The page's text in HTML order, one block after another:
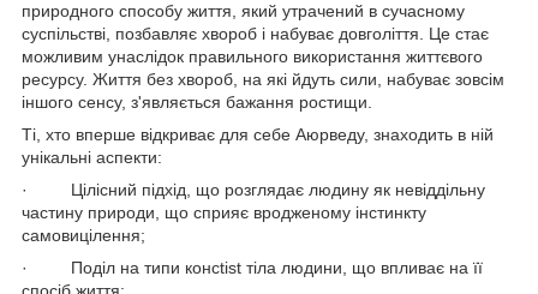
природного способу життя, який утрачений в сучасному
суспільстві, позбавляє хвороб і набуває довголіття. Це стає
можливим унаслідок правильного використання життєвого
ресурсу. Життя без хвороб, на які йдуть сили, набуває зовсім
іншого сенсу, з'являється бажання ростищи.
Ті, хто вперше відкриває для себе Аюрведу, знаходить в ній
унікальні аспекти:
· Цілісний підхід, що розглядає людину як невіддільну
частину природи, що сприяє вродженому інстинкту
самовицілення;
· Поділ на типи консtist тіла людини, що впливає на її